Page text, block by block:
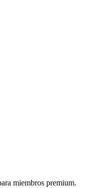
miembros premium.